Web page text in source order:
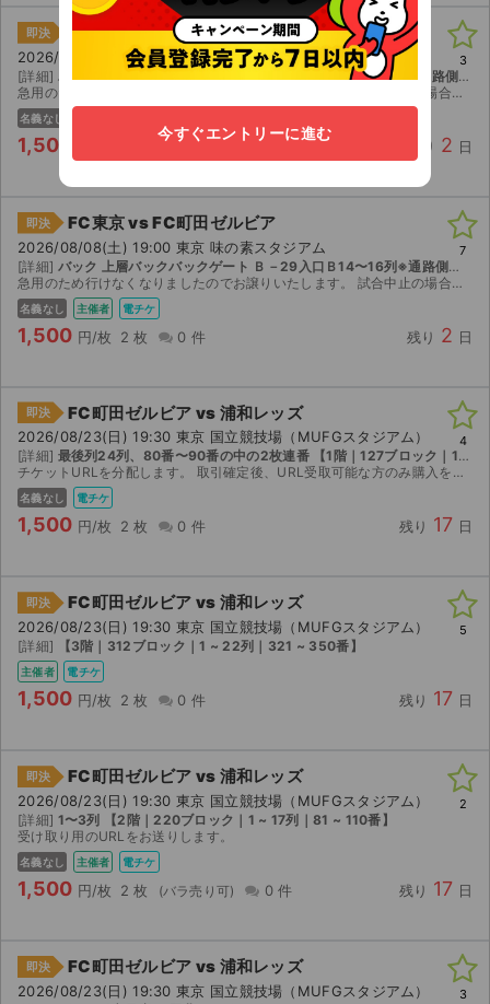
即決 FC東京 vs FC町田ゼルビア
2026/08/08(土) 19:00 東京 味の素スタジアム
[詳細] バック 上層バックバックゲート Ｂ－29入口Ｂ12〜14列※通路側から連番 【Bブロック｜上層｜1 ~ 19列｜41 ~ 60番】
急用のため行けなくなりましたのでお譲りいたします。 試合中止の場合も一切返金いたしませんのでご了承ください。
名義なし
1,500 0 件 残り 2 日
3
即決 FC東京 vs FC町田ゼルビア
2026/08/08(土) 19:00 東京 味の素スタジアム
[詳細] バック 上層バックバックゲート Ｂ－29入口Ｂ14〜16列※通路側から連番
急用のため行けなくなりましたのでお譲りいたします。 試合中止の場合も一切返金いたしませんのでご了承ください。
名義なし 主催者 電チケ
1,500 円/枚 2 枚 0 件 残り 2 日
7
即決 FC町田ゼルビア vs 浦和レッズ
2026/08/23(日) 19:30 東京 国立競技場（MUFGスタジアム）
[詳細] 最後列24列、80番〜90番の中の2枚連番 【1階｜127ブロック｜1 ~ 24列｜71 ~ 100番】
チケットURLを分配します。 取引確定後、URL受取可能な方のみ購入をお願いいたします。 不明点があればお気軽にお声掛けください。
名義なし 電チケ
1,500 円/枚 2 枚 0 件 残り 17 日
4
即決 FC町田ゼルビア vs 浦和レッズ
2026/08/23(日) 19:30 東京 国立競技場（MUFGスタジアム）
[詳細] 【3階｜312ブロック｜1 ~ 22列｜321 ~ 350番】
主催者 電チケ
1,500 円/枚 2 枚 0 件 残り 17 日
5
即決 FC町田ゼルビア vs 浦和レッズ
2026/08/23(日) 19:30 東京 国立競技場（MUFGスタジアム）
[詳細] 1〜3列 【2階｜220ブロック｜1 ~ 17列｜81 ~ 110番】
受け取り用のURLをお送りします。
名義なし 主催者 電チケ
1,500 円/枚 2 枚 0 件 残り 17 日
2
即決 FC町田ゼルビア vs 浦和レッズ
2026/08/23(日) 19:30 東京 国立競技場（MUFGスタジアム） 3
今すぐエントリーに進む